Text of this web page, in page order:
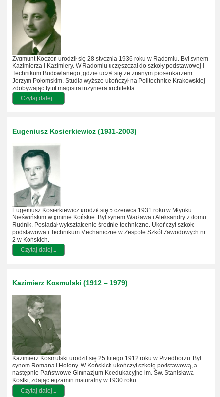
Zygmunt Koczoń urodził się 28 stycznia 1936 roku w Radomiu. Był synem
Kazimierza i Kazimiery. W Radomiu uczęszczał do szkoły podstawowej i
Technikum Budowlanego, gdzie uczył się ze znanym piosenkarzem
Jerzym Połomskim. Studia wyższe ukończył na Politechnice Krakowskiej
zdobywając tytuł magistra inżyniera architekta.
Czytaj dalej...
Eugeniusz Kosierkiewicz (1931-2003)
Eugeniusz Kosierkiewicz urodził się 5 czerwca 1931 roku w Młynku
Nieświńskim w gminie Końskie. Był synem Wacława i Aleksandry z domu
Rudnik. Posiadał wykształcenie średnie techniczne. Ukończył szkołę
podstawowa i Technikum Mechaniczne w Zespole Szkół Zawodowych nr
2 w Końskich.
Czytaj dalej...
Kazimierz Kosmulski (1912 – 1979)
Kazimierz Kosmulski urodził się 25 lutego 1912 roku w Przedborzu. Był
synem Romana i Heleny. W Końskich ukończył szkołę podstawową, a
następnie Państwowe Gimnazjum Koedukacyjne im. Św. Stanisława
Kostki, zdając egzamin maturalny w 1930 roku.
Czytaj dalej...